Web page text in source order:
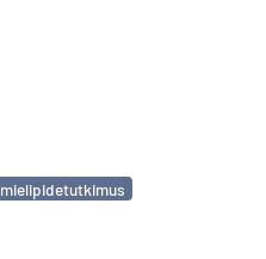
mielipidetutkimus